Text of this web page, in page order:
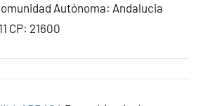
Autónoma: Andalucia
CP: 21600